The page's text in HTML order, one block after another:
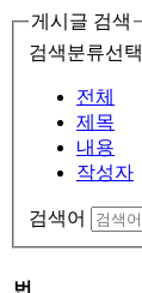
게시글 검색
검색분류선택
전체
제목
내용
작성자
검색어